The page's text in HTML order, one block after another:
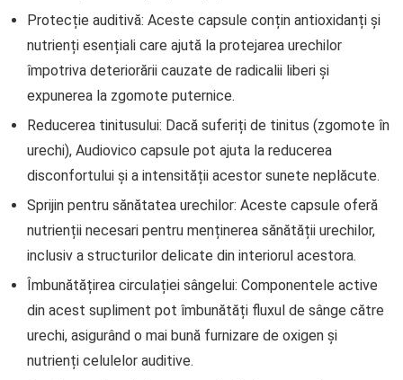
Protecție auditivă: Aceste capsule conțin antioxidanți și
nutrienți esențiali care ajută la protejarea urechilor
împotriva deteriorării cauzate de radicalii liberi și
expunerea la zgomote puternice.
Reducerea tinitusului: Dacă suferiți de tinitus (zgomote în
urechi), Audiovico capsule pot ajuta la reducerea
disconfortului și a intensității acestor sunete neplăcute.
Sprijin pentru sănătatea urechilor: Aceste capsule oferă
nutrienții necesari pentru menținerea sănătății urechilor,
inclusiv a structurilor delicate din interiorul acestora.
Îmbunătățirea circulației sângelui: Componentele active
din acest supliment pot îmbunătăți fluxul de sânge către
urechi, asigurând o mai bună furnizare de oxigen și
nutrienți celulelor auditive.